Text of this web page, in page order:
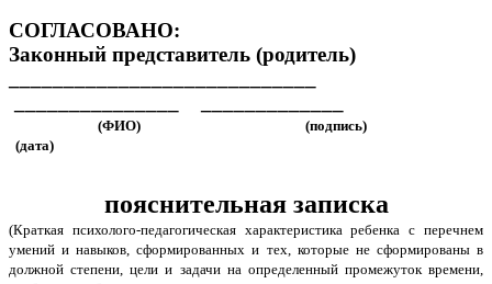
СОГЛАСОВАНО:
Законный представитель (родитель)
(ФИО) (подпись)
(дата)
пояснительная записка
(Краткая психолого-педагогическая характеристика ребенка с перечнем
умений и навыков, сформированных и тех, которые не сформированы в
должной степени, цели и задачи на определенный промежуток времени,